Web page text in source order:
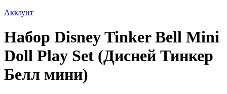
Аккаунт
Набор Disney Tinker Bell Mini
Doll Play Set (Дисней Тинкер
Белл мини)